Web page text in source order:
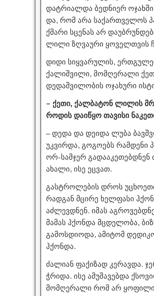
დატრიალდა ბედნიერ
და, რომ არა საქართველოს
ქმარი სცენას არ
ლილი ზღვაური ყოველთვის
დიდი სიყვარულის,
ქალიშვილი, მომღერალი
დედაშვილობის ოჯახური
– ქეთი, ქალბატონ ლილის
როდის დაიწყო თავისი
– დედა და დეიდა ლუბა
უკვირდა, გოგოებს
ორ-სამჯერ
ახალი, ისე ეცვათ.
გასტროლების დროს
რადგან მცირე ხელფასი
აძლევდნენ. იმას
მამას ჰქონდა მცდელობა,
გამოსდიოდა, ამიტომ
ჰქონდა.
ძალიან ფაქიზად კერავდა.
ჭრიდა. ისე ამუშავებდა
მომღერალი რომ არ